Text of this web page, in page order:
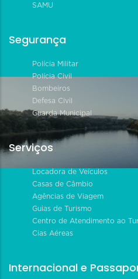
SAMU
Segurança
Polícia Militar
Polícia Civil
Bombeiros
Defesa Civil
Guarda Municipal
Serviços
Locadora de Veículos
Casas de Câmbio
Agências de Viagem
Guias de Turismo
Centro de Atendimento ao
Cias Aéreas
Internacional e